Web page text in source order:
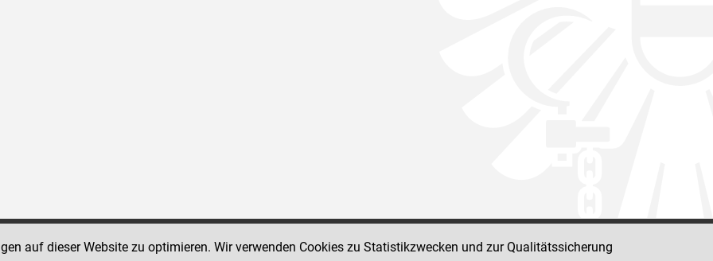
Social Media Kanäle
auf dieser Website zu optimieren. Wir verwenden Cookies zu Statistikzwecken und zur Qualitätssicherung